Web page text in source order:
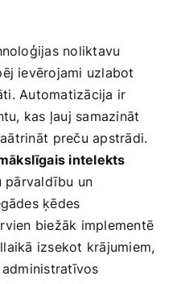
noliktavu
ievērojami uzlabot
Automatizācija ir
kas ļauj samazināt
preču apstrādi.
intelekts
pārvaldību un
ķēdes
⁣biežāk implementē
izsekot krājumiem,